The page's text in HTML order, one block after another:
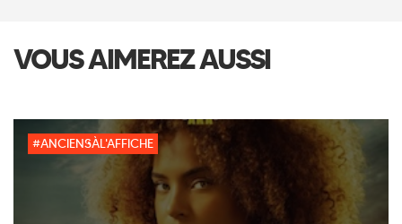
VOUS AIMEREZ AUSSI
#ANCIENSÀL'AFFICHE